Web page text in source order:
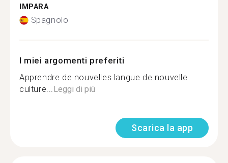
IMPARA
Spagnolo
I miei argomenti preferiti
Apprendre de nouvelles langue de nouvelle
culture...Leggi di più
Scarica la app